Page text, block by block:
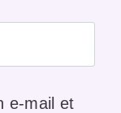
e-mail et